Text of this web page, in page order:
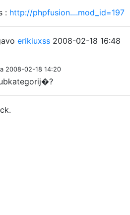
: http://phpfusion....mod_id=197
erikiuxss 2008-02-18 16:48
2008-02-18 14:20